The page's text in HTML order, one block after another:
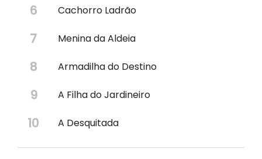
Cachorro Ladrão
Menina da Aldeia
Armadilha do Destino
A Filha do Jardineiro
A Desquitada